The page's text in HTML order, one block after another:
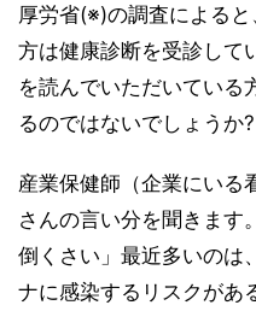
厚労省(※)の調査による
方は健康診断を受診して
を読んでいただいている
るのではないでしょうか?
産業保健師（企業にいる
さんの言い分を聞きます
倒くさい」最近多いのは
ナに感染するリスクがあ